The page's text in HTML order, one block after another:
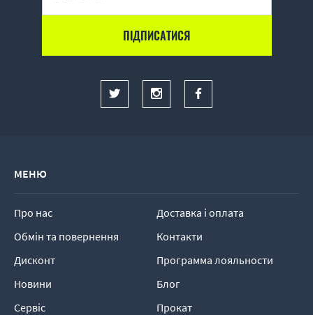
МЕНЮ
Про нас
Доставка і оплата
Обмін та повернення
Контакти
Дисконт
Программа лояльности
Новини
Блог
Сервіс
Прокат